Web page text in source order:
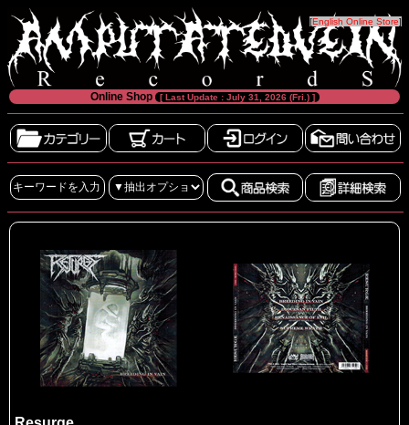
[English Online Store]
Online Shop [ Last Update : July 31, 2026 (Fri.) ]